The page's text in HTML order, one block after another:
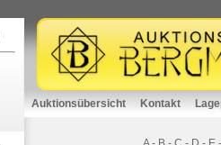
Auktionsübersicht Kontakt